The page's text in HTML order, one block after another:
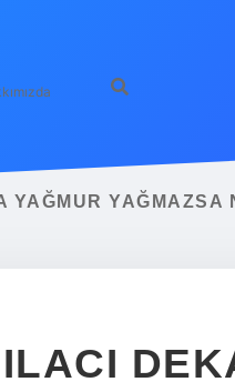
YAĞMUR YAĞMAZSA